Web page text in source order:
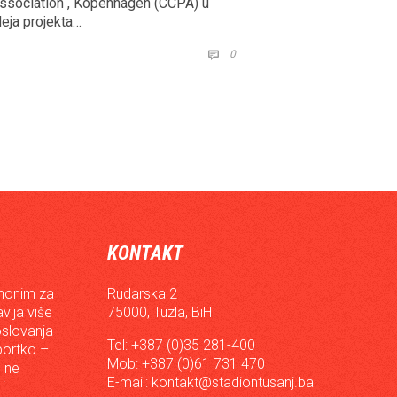
projekta…
 0COMMENTS
za
više
–
ne
KONTAKT
Rudarska 2
75000, Tuzla, BiH
Tel: +387 (0)35 281-400
Mob: +387 (0)61 731 470
E-mail: kontakt@stadiontusanj.ba